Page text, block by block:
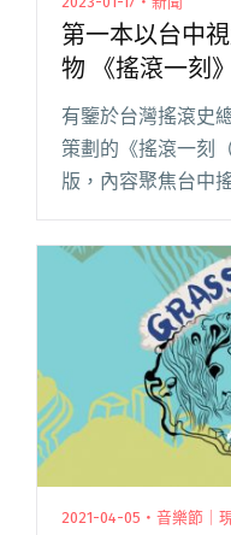
第一本以台中
物 《搖滾一刻
有鑒於台灣搖滾史
策劃的《搖滾一刻
版，內容聚焦台中
塊重要拼圖。不論
資深樂迷，或是來
千萬別錯過這本刊
"第一本以台中視
滾一刻》開放募資
2021-04-05・音樂節｜